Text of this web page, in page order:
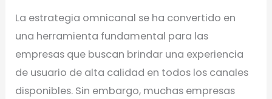
La estrategia omnicanal se ha convertido en
una herramienta fundamental para las
empresas que buscan brindar una experiencia
de usuario de alta calidad en todos los canales
disponibles. Sin embargo, muchas empresas